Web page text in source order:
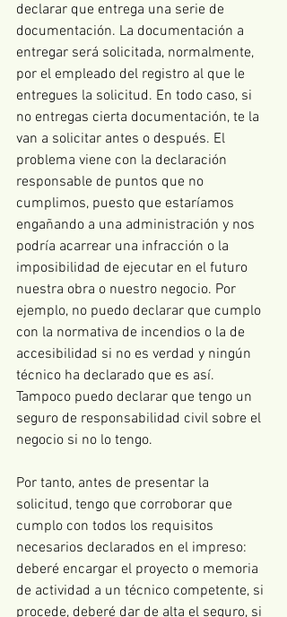
declarar que entrega una serie de
documentación. La documentación a
entregar será solicitada, normalmente,
por el empleado del registro al que le
entregues la solicitud. En todo caso, si
no entregas cierta documentación, te la
van a solicitar antes o después. El
problema viene con la declaración
responsable de puntos que no
cumplimos, puesto que estaríamos
engañando a una administración y nos
podría acarrear una infracción o la
imposibilidad de ejecutar en el futuro
nuestra obra o nuestro negocio. Por
ejemplo, no puedo declarar que cumplo
con la normativa de incendios o la de
accesibilidad si no es verdad y ningún
técnico ha declarado que es así.
Tampoco puedo declarar que tengo un
seguro de responsabilidad civil sobre el
negocio si no lo tengo.
Por tanto, antes de presentar la
solicitud, tengo que corroborar que
cumplo con todos los requisitos
necesarios declarados en el impreso:
deberé encargar el proyecto o memoria
de actividad a un técnico competente, si
procede, deberé dar de alta el seguro, si